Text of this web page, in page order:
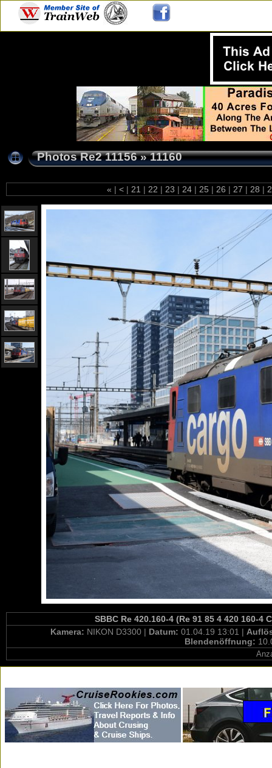
Photos Re2 11156»11160
« | < | 21 | 22 | 23 | 24 | 25 | 26 | 27 | 28 |
SBBC Re 420.160-4 (Re 91 85 4 420 160-
Kamera: NIKON D3300 | Datum: 01.04.19 13:01 |
Blendenöffnung: